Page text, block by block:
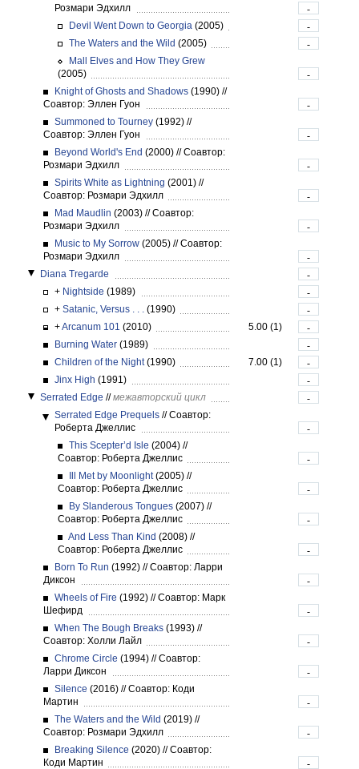
Розмари Эдхилл
-
Devil Went Down to Georgia (2005)
-
The Waters and the Wild (2005)
-
Mall Elves and How They Grew
(2005)
-
Knight of Ghosts and Shadows (1990) //
Соавтор: Эллен Гуон
-
Summoned to Tourney (1992) //
Соавтор: Эллен Гуон
-
Beyond World's End (2000) //Соавтор:
Розмари Эдхилл
-
Spirits White as Lightning (2001) //
Соавтор: Розмари Эдхилл
-
Mad Maudlin (2003) //Соавтор:
Розмари Эдхилл
-
Music to My Sorrow (2005) //Соавтор:
Розмари Эдхилл
-
Diana Tregarde
-
+ Nightside (1989)
-
+ Satanic, Versus . . . (1990)
-
+Arcanum 101 (2010) 5.00 (1)
-
Burning Water (1989)
-
Children of the Night(1990) 7.00 (1)
-
Jinx High (1991)
-
Serrated Edge // межавторский цикл
-
Serrated Edge Prequels //Соавтор:
Роберта Джеллис
-
This Scepter’d Isle (2004) //
Соавтор: Роберта Джеллис
-
Ill Met by Moonlight(2005) //
Соавтор: Роберта Джеллис
-
By Slanderous Tongues (2007) //
Соавтор: Роберта Джеллис
-
And Less Than Kind (2008) //
Соавтор: Роберта Джеллис
-
Born To Run (1992) //Соавтор: Ларри
Диксон
-
Wheels of Fire (1992) //Соавтор: Марк
Шефирд
-
When The Bough Breaks (1993) //
Соавтор: Холли Лайл
-
Chrome Circle (1994) //Соавтор:
Ларри Диксон
-
Silence (2016) //Соавтор: Коди
Мартин
-
The Waters and the Wild (2019) //
Соавтор: Розмари Эдхилл
-
Breaking Silence (2020) //Соавтор:
Коди Мартин
-